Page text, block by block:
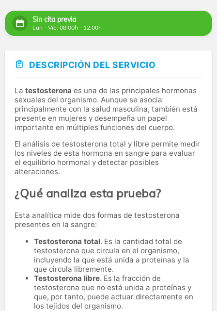
Sin cita previa
Lun - Vie: 08:00h - 12:00h
DESCRIPCIÓN DEL SERVICIO
La testosterona es una de las principales hormonas
sexuales del organismo. Aunque se asocia
principalmente con la salud masculina, también está
presente en mujeres y desempeña un papel
importante en múltiples funciones del cuerpo.
El análisis de testosterona total y libre permite medir
los niveles de esta hormona en sangre para evaluar
el equilibrio hormonal y detectar posibles
alteraciones.
¿Qué analiza esta prueba?
Esta analítica mide dos formas de testosterona
presentes en la sangre:
Testosterona total. Es la cantidad total de
testosterona que circula en el organismo,
incluyendo la que está unida a proteínas y la
que circula libremente.
Testosterona libre. Es la fracción de
testosterona que no está unida a proteínas y
que, por tanto, puede actuar directamente en
los tejidos del organismo.